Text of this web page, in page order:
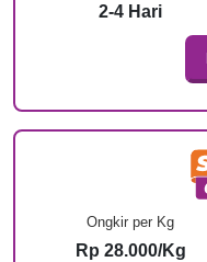
2-4 Hari
Ongkir per Kg
Rp 28.000/Kg